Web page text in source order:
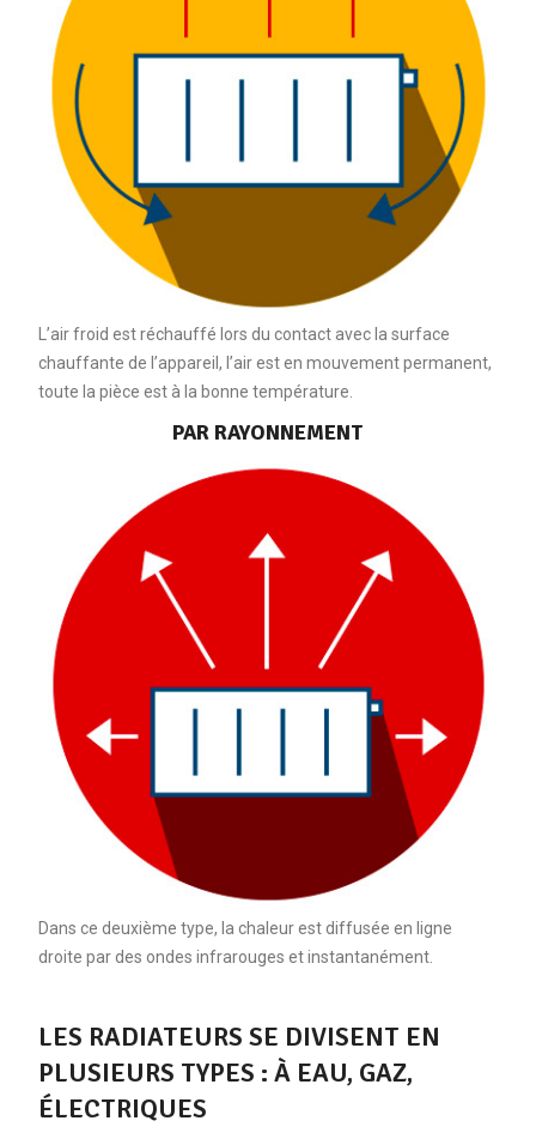
L’air froid est réchauffé lors du contact avec la surface
chauffante de l’appareil, l’air est en mouvement permanent,
toute la pièce est à la bonne température.
PAR RAYONNEMENT
Dans ce deuxième type, la chaleur est diffusée en ligne
droite par des ondes infrarouges et instantanément.
LES RADIATEURS SE DIVISENT EN
PLUSIEURS TYPES : À EAU, GAZ,
ÉLECTRIQUES